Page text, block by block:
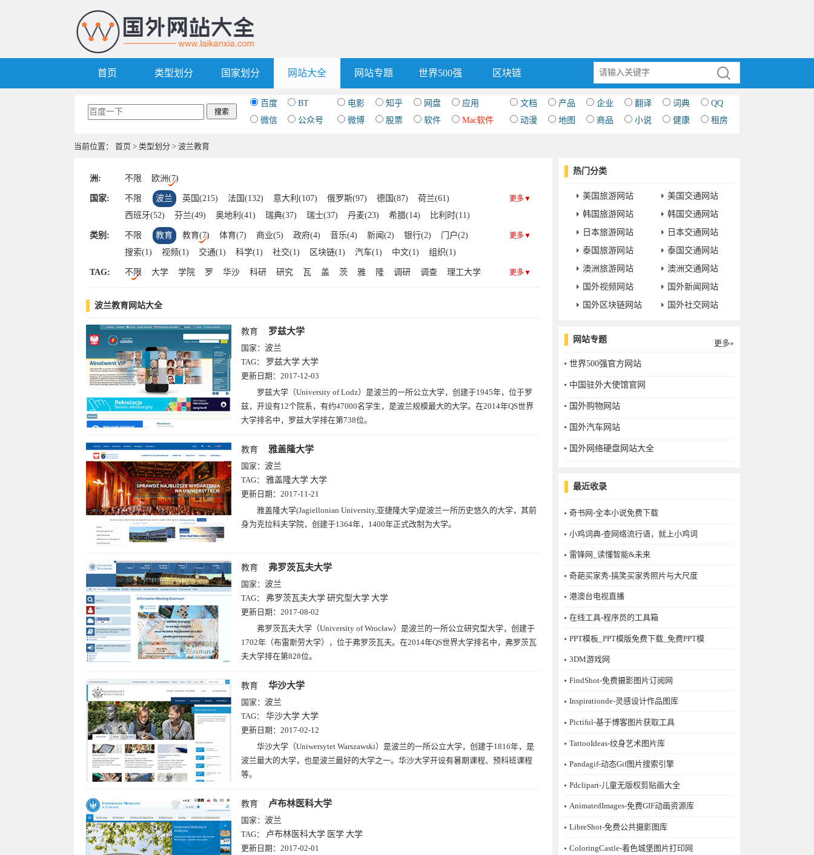
首页 类型划分 国家划分 网站大全 网站专题 世界500强 区块链
百度 BT 电影 知乎 网盘 应用 文档 产品 企业 翻译 词典
QQ
微信
公众号 微博 股票 软件 Mac软件 动漫 地图 商品 小说 健康 租房
当前位置： 首页 > 类型划分 > 波兰教育
洲: 不限 欧洲(7)
国家: 不限 波兰 英国(215) 法国(132) 意大利(107) 俄罗斯(97) 德国(87)
荷兰(61)
西班牙(52)
芬兰(49) 奥地利(41) 瑞典(37) 瑞士(37) 丹麦(23) 希腊(14)
比利时(11)
爱尔兰(7)
波兰(7) 挪威(7) 捷克(6) 匈牙利(6) 土耳其(6) 葡萄牙(5) 冰岛(4)
乌克兰(3)
爱沙尼亚(3)
罗马尼亚(2) 克罗地亚(2) 白俄罗斯(2) 保加利亚(2)
阿尔巴尼亚(2)
拉脱维亚(1)
马其顿(1) 塞尔维亚(1) 斯洛伐克(1) 塞浦路斯(1) 波黑(1)
斯洛文尼亚(1)
立陶宛(1)
更多▼
类别: 不限 教育 教育(7) 体育(7) 商业(5) 政府(4) 音乐(4) 新闻(2) 银行(2)
门户(2)
搜索(1)
视频(1) 交通(1) 科学(1) 社交(1) 区块链(1) 汽车(1) 中文(1) 组织(1)
更多▼
TAG: 不限 大学 学院 罗 华沙 科研 研究 瓦 盖 茨 雅 隆 调研 调查
理工大学
更多▼
波兰教育网站大全
教育 罗兹大学
国家： 波兰
TAG： 罗兹大学 大学
更新日期： 2017-12-03
罗兹大学（University of Lodz）是波兰的一所公立大学，创建于1945年，位于罗
兹，开设有12个院系，有约47000名学生，是波兰规模最大的大学。在2014年QS世界
大学排名中，罗兹大学排在第738位。
教育 雅盖隆大学
国家： 波兰
TAG： 雅盖隆大学 大学
更新日期： 2017-11-21
雅盖隆大学(Jagiellonian University,亚捷隆大学)是波兰一所历史悠久的大学，其前
身为克拉科夫学院，创建于1364年，1400年正式改制为大学。
教育 弗罗茨瓦夫大学
国家： 波兰
TAG： 弗罗茨瓦夫大学 研究型大学 大学
更新日期： 2017-08-02
弗罗茨瓦夫大学（University of Wrocław）是波兰的一所公立研究型大学，创建于
1702年（布雷斯劳大学），位于弗罗茨瓦夫。在2014年QS世界大学排名中，弗罗茨瓦
夫大学排在第828位。
教育 华沙大学
国家： 波兰
TAG： 华沙大学 大学
更新日期： 2017-02-12
华沙大学（Uniwersytet Warszawski）是波兰的一所公立大学，创建于1816年，是
波兰最大的大学，也是波兰最好的大学之一。华沙大学开设有暑期课程、预科班课程
等。
教育 卢布林医科大学
国家： 波兰
TAG： 卢布林医科大学 医学 大学
更新日期： 2017-02-01
热门分类
美国旅游网站
美国交通网站
韩国旅游网站
韩国交通网站
日本旅游网站
日本交通网站
泰国旅游网站
泰国交通网站
澳洲旅游网站
澳洲交通网站
国外视频网站
国外新闻网站
国外区块链网站
国外社交网站
网站专题 更多»
世界500强官方网站
中国驻外大使馆官网
国外购物网站
国外汽车网站
国外网络硬盘网站大全
最近收录
奇书网-全本小说免费下载
小鸡词典-查网络流行语，就上小鸡词
雷锋网_读懂智能&未来
奇葩买家秀-搞笑买家秀照片与大尺度
港澳台电视直播
在线工具-程序员的工具箱
PPT模板_PPT模版免费下载_免费PPT模
3DM游戏网
FindShot-免费摄影图片订阅网
Inspirationde-灵感设计作品图库
Pictiful-基于博客图片获取工具
TattooIdeas-纹身艺术图片库
Pandagif-动态Gif图片搜索引擎
Pdclipart-儿童无版权剪贴画大全
AnimatedImages-免费GIF动画资源库
LibreShot-免费公共摄影图库
ColoringCastle-着色城堡图片打印网